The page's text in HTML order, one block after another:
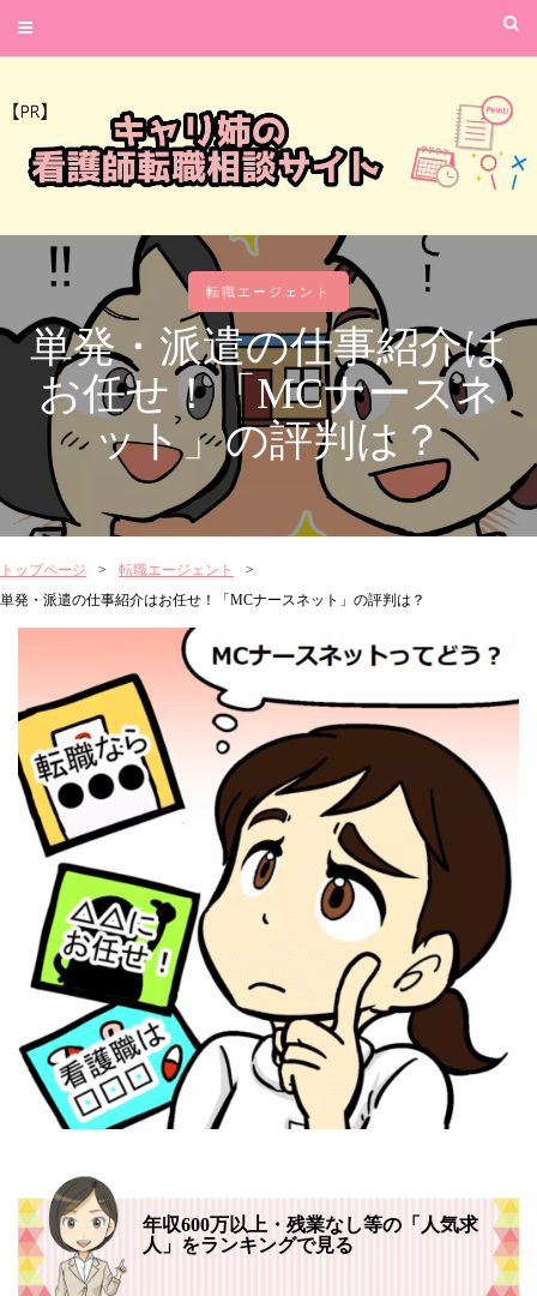
転職エージェント
単発・派遣の仕事紹介は
お任せ！「MCナースネ
ット」の評判は？
トップページ
転職エージェント
単発・派遣の仕事紹介はお任せ！「MCナースネット」の評判は？
年収600万以上・残業なし等の「人気求
人」をランキングで見る